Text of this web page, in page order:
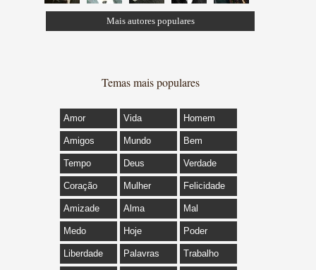
Mais autores populares
Temas mais populares
Amor Vida Homem
Amigos Mundo Bem
Tempo Deus Verdade
Coração Mulher Felicidade
Amizade Alma Mal
Medo Hoje Poder
Liberdade Palavras Trabalho